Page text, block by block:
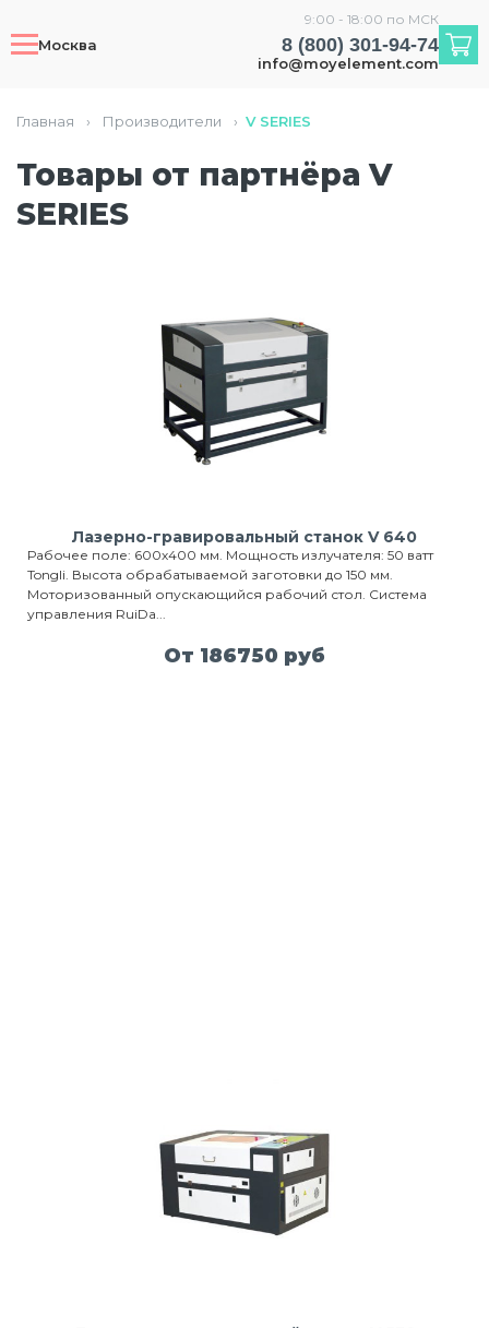
Москва
9:00 - 18:00 по МСК
8 (800) 301-94-74
info@moyelement.com
Главная › Производители › V SERIES
Товары от партнёра V
SERIES
Лазерно-гравировальный станок V 640
Рабочее поле: 600х400 мм. Мощность излучателя: 50 ватт
Tongli. Высота обрабатываемой заготовки до 150 мм.
Моторизованный опускающийся рабочий стол. Система
управления RuiDa...
От 186750 руб